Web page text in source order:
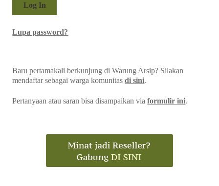
Lupa password?
Baru pertamakali berkunjung di Warung Arsip? Silakan
mendaftar sebagai warga komunitasdi sini.
Pertanyaan atau saran bisa disampaikan viaformulir ini.